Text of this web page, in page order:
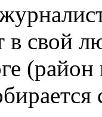
в свой